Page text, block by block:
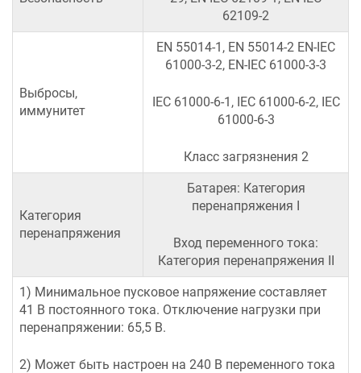
62109-2
Выбросы,
иммунитет
EN 55014-1, EN 55014-2 EN-IEC
61000-3-2, EN-IEC 61000-3-3
IEC 61000-6-1, IEC 61000-6-2, IEC
61000-6-3
Класс загрязнения 2
Категория
перенапряжения
Батарея: Категория
перенапряжения I
Вход переменного тока:
Категория перенапряжения II
1) Минимальное пусковое напряжение составляет
41 В постоянного тока. Отключение нагрузки при
перенапряжении: 65,5 В.
2) Может быть настроен на 240 В переменного тока